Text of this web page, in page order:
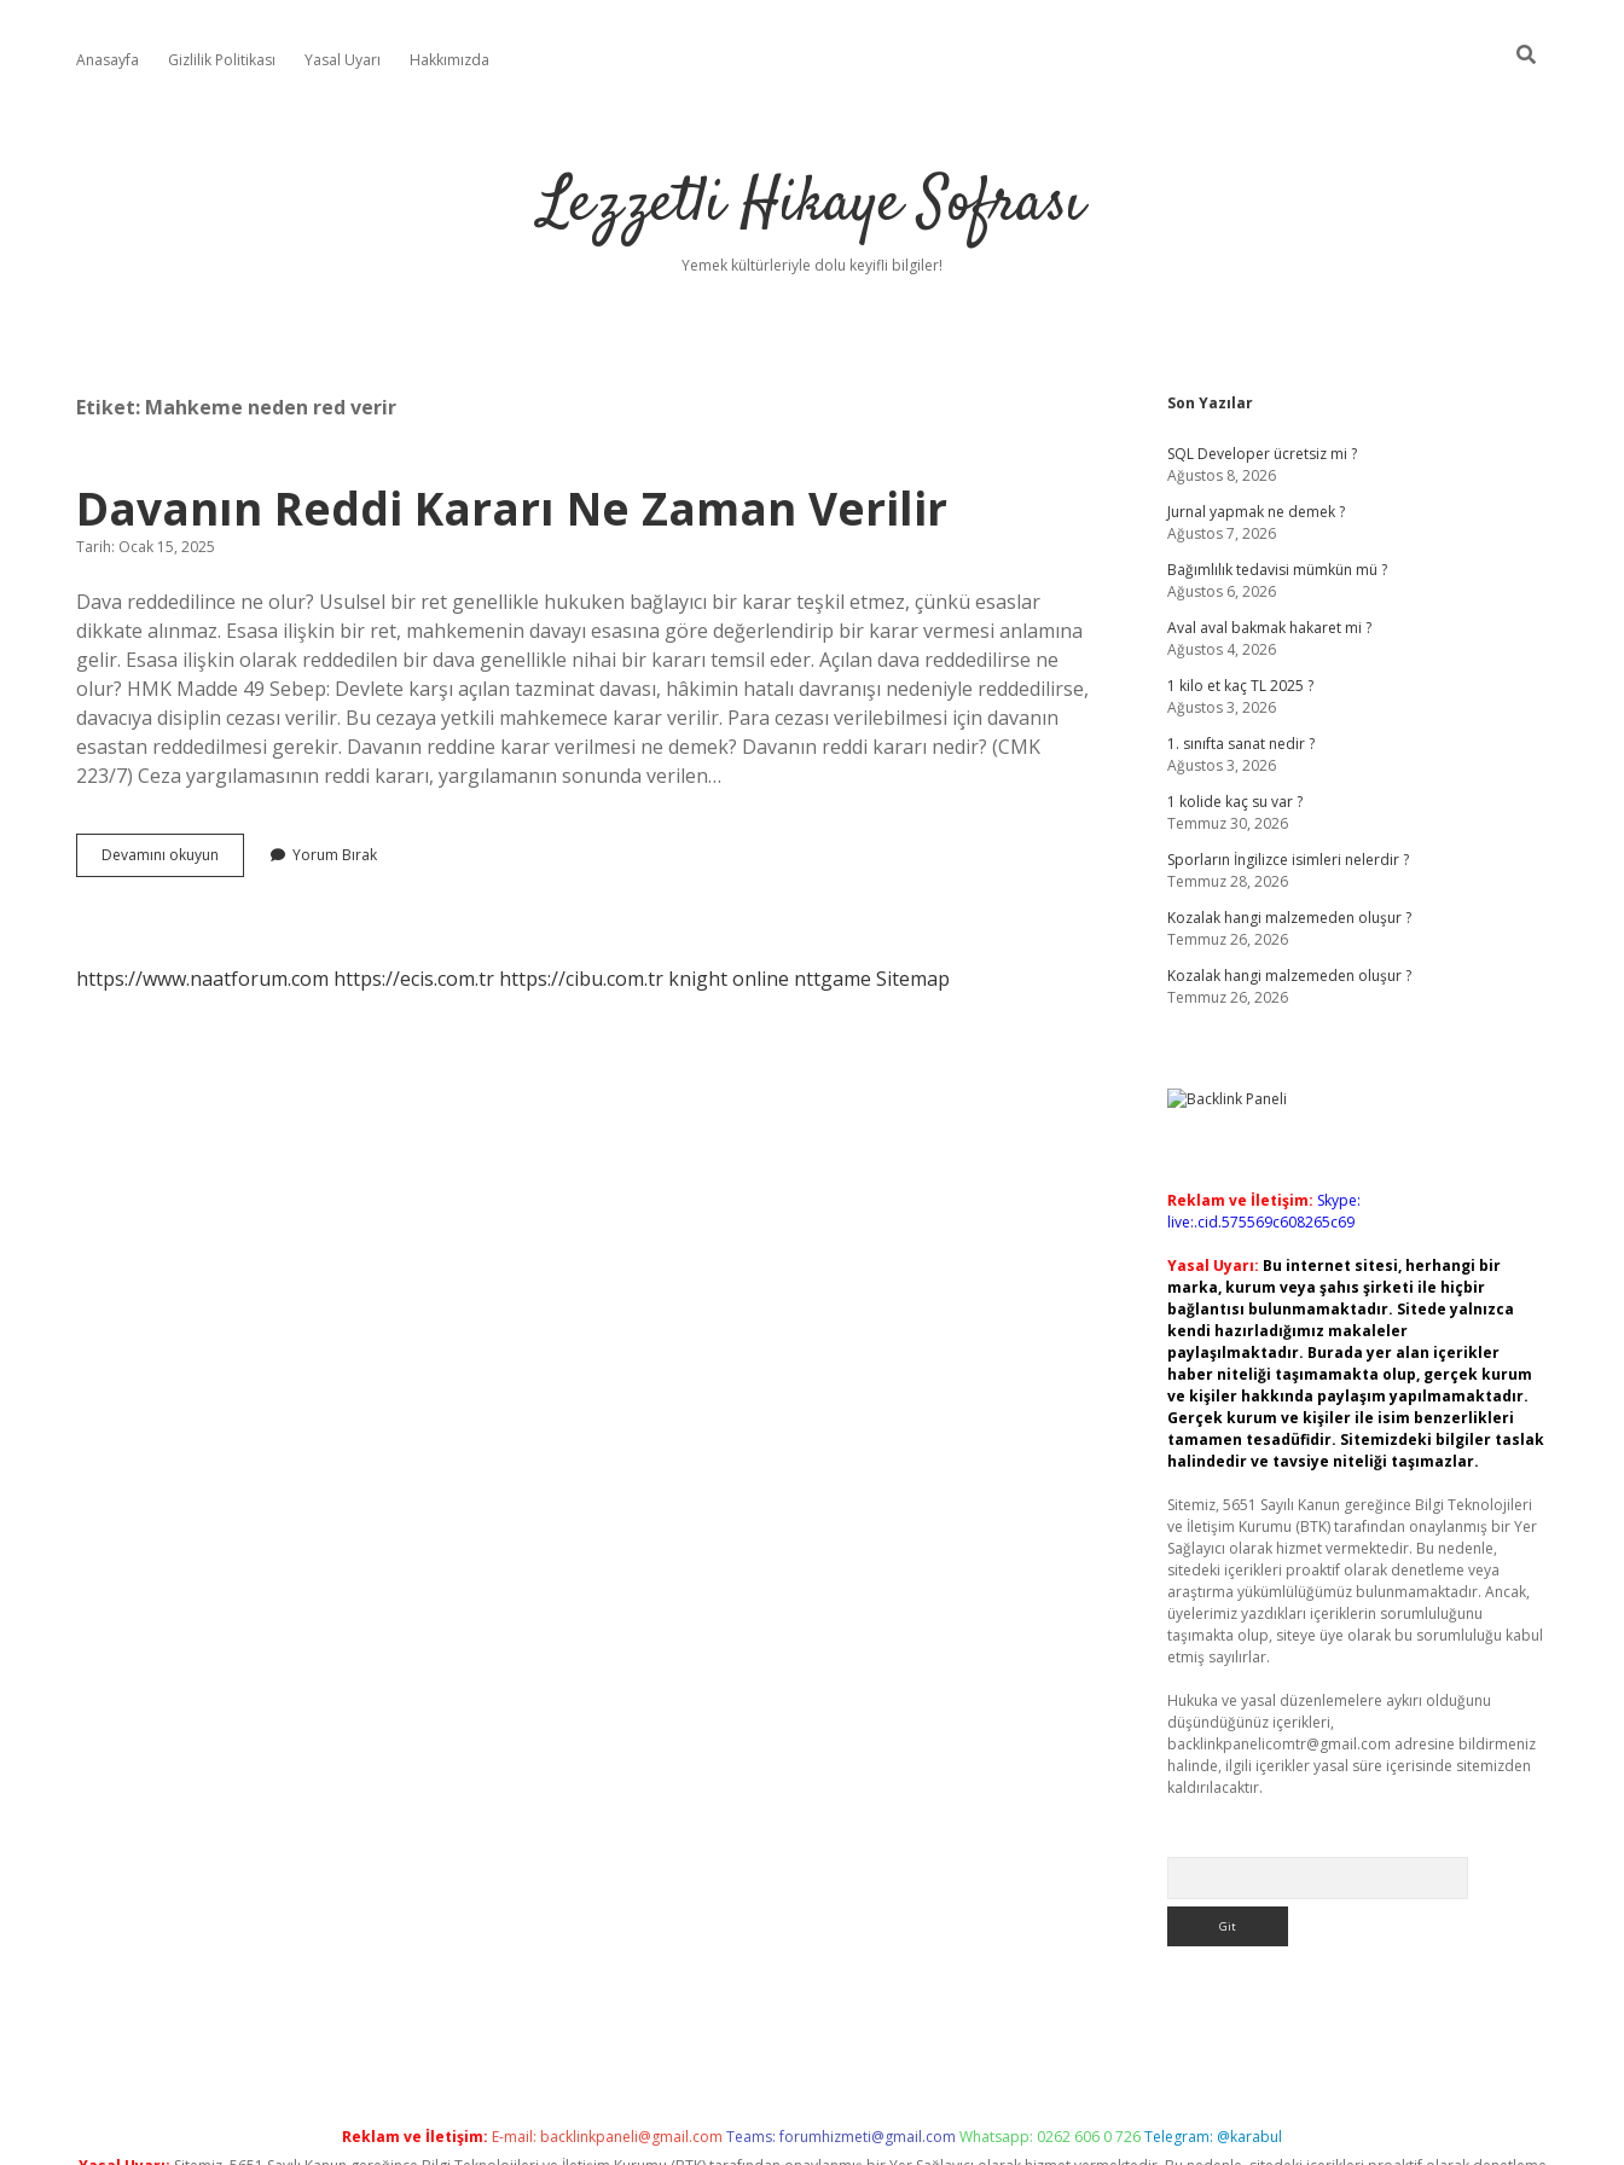
Anasayfa Gizlilik Politikası Yasal Uyarı Hakkımızda
Lezzetli Hikaye Sofrası
Yemek kültürleriyle dolu keyifli bilgiler!
Etiket: Mahkeme neden red verir
Davanın Reddi Kararı Ne Zaman Verilir
Tarih: Ocak 15, 2025
Dava reddedilince ne olur? Usulsel bir ret genellikle hukuken bağlayıcı bir karar teşkil etmez, çünkü esaslar
dikkate alınmaz. Esasa ilişkin bir ret, mahkemenin davayı esasına göre değerlendirip bir karar vermesi anlamına
gelir. Esasa ilişkin olarak reddedilen bir dava genellikle nihai bir kararı temsil eder. Açılan dava reddedilirse ne
olur? HMK Madde 49 Sebep: Devlete karşı açılan tazminat davası, hâkimin hatalı davranışı nedeniyle reddedilirse,
davacıya disiplin cezası verilir. Bu cezaya yetkili mahkemece karar verilir. Para cezası verilebilmesi için davanın
esastan reddedilmesi gerekir. Davanın reddine karar verilmesi ne demek? Davanın reddi kararı nedir? (CMK
223/7) Ceza yargılamasının reddi kararı, yargılamanın sonunda verilen…
Devamını okuyun Davanın
Reddi
Yorum Bırak
https://www.naatforum.com https://ecis.com.tr https://cibu.com.tr knight online nttgame Sitemap
Sidebar
Son Yazılar
SQL Developer ücretsiz mi ?
Ağustos 8, 2026
Jurnal yapmak ne demek ?
Ağustos 7, 2026
Bağımlılık tedavisi mümkün mü ?
Ağustos 6, 2026
Aval aval bakmak hakaret mi ?
Ağustos 4, 2026
1 kilo et kaç TL 2025 ?
Ağustos 3, 2026
1. sınıfta sanat nedir ?
Ağustos 3, 2026
1 kolide kaç su var ?
Temmuz 30, 2026
Sporların İngilizce isimleri nelerdir ?
Temmuz 28, 2026
Kozalak hangi malzemeden oluşur ?
Temmuz 26, 2026
Kozalak hangi malzemeden oluşur ?
Temmuz 26, 2026
Reklam ve İletişim: Skype:
live:.cid.575569c608265c69
Yasal Uyarı: Bu internet sitesi, herhangi bir
marka, kurum veya şahıs şirketi ile hiçbir
bağlantısı bulunmamaktadır. Sitede yalnızca
kendi hazırladığımız makaleler
paylaşılmaktadır. Burada yer alan içerikler
haber niteliği taşımamakta olup, gerçek kurum
ve kişiler hakkında paylaşım yapılmamaktadır.
Gerçek kurum ve kişiler ile isim benzerlikleri
tamamen tesadüfidir. Sitemizdeki bilgiler taslak
halindedir ve tavsiye niteliği taşımazlar.
Sitemiz, 5651 Sayılı Kanun gereğince Bilgi Teknolojileri
ve İletişim Kurumu (BTK) tarafından onaylanmış bir Yer
Sağlayıcı olarak hizmet vermektedir. Bu nedenle,
sitedeki içerikleri proaktif olarak denetleme veya
araştırma yükümlülüğümüz bulunmamaktadır. Ancak,
üyelerimiz yazdıkları içeriklerin sorumluluğunu
taşımakta olup, siteye üye olarak bu sorumluluğu kabul
etmiş sayılırlar.
Hukuka ve yasal düzenlemelere aykırı olduğunu
düşündüğünüz içerikleri,
backlinkpanelicomtr@gmail.com adresine bildirmeniz
halinde, ilgili içerikler yasal süre içerisinde sitemizden
kaldırılacaktır.
Reklam ve İletişim: E-mail: backlinkpaneli@gmail.com Teams:forumhizmeti@gmail.com Whatsapp: 0262 606 0 726Telegram: @karabul